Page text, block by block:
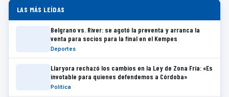
LAS MÁS LEÍDAS
Belgrano vs. River: se agotó la preventa y arranca la
venta para socios para la final en el Kempes
Deportes
Llaryora rechazó los cambios en la Ley de Zona Fría: «Es
invotable para quienes defendemos a Córdoba»
Política